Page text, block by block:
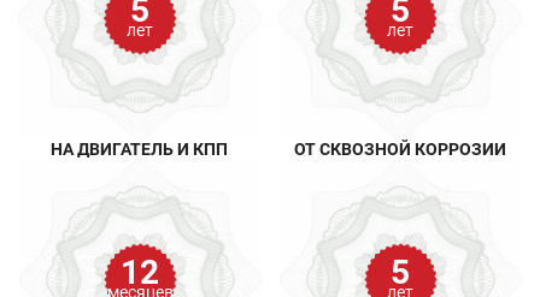
5
лет
НА ДВИГАТЕЛЬ И КПП
5
лет
ОТ СКВОЗНОЙ КОРРОЗИИ
12
месяцев 5
лет